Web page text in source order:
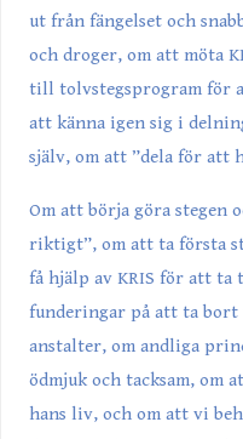
ut från fängelset och
och droger, om att möta
till tolvstegsprogram för
att känna igen sig i
själv, om att ”dela för att
Om att börja göra stegen
riktigt”, om att ta första
få hjälp av KRIS för att
funderingar på att ta bort
anstalter, om andliga
ödmjuk och tacksam, om
hans liv, och om att vi